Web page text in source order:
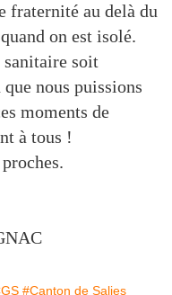
fraternité au delà du
on est isolé.
sanitaire soit
nous puissions
moments de
à tous !
#Canton de Salies